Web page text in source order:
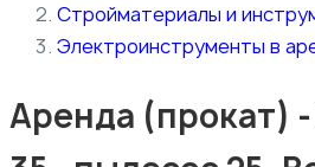
Стройматериалы и
Электроинструменты в
Аренда (прокат)